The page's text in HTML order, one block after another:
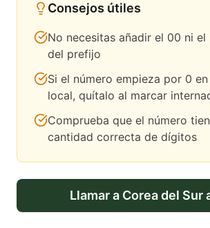
Consejos útiles
No necesitas añadir el 00 ni
del prefijo
Si el número empieza por 0
local, quítalo al marcar
Comprueba que el número
cantidad correcta de dígitos
Llamar a Corea del Sur